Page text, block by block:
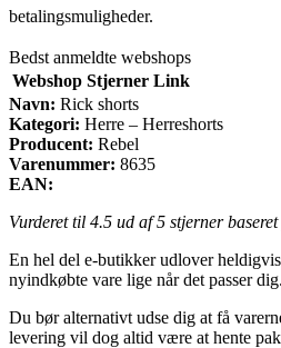
betalingsmuligheder.
Bedst anmeldte webshops
Webshop Stjerner Link
Navn: Rick shorts
Kategori: Herre – Herreshorts
Producent: Rebel
Varenummer: 8635
EAN:
Vurderet til 4.5 ud af 5 stjerner
En hel del e-butikker udlover
nyindkøbte vare lige når det passer
Du bør alternativt udse dig at få
levering vil dog altid være at hente